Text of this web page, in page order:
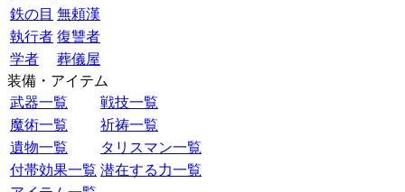
鉄の目 無頼漢
執行者 復讐者
学者
葬儀屋
装備・アイテム
武器一覧
戦技一覧
魔術一覧
祈祷一覧
遺物一覧
タリスマン一覧
付帯効果一覧 潜在する力一覧